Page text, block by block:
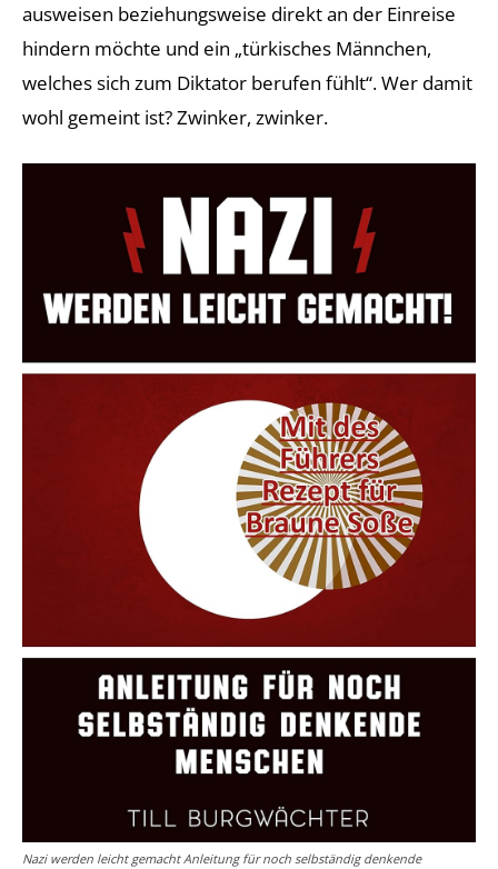
ausweisen beziehungsweise direkt an der Einreise
hindern möchte und ein „türkisches Männchen,
welches sich zum Diktator berufen fühlt“. Wer damit
wohl gemeint ist? Zwinker, zwinker.
Nazi werden leicht gemacht Anleitung für noch selbständig denkende